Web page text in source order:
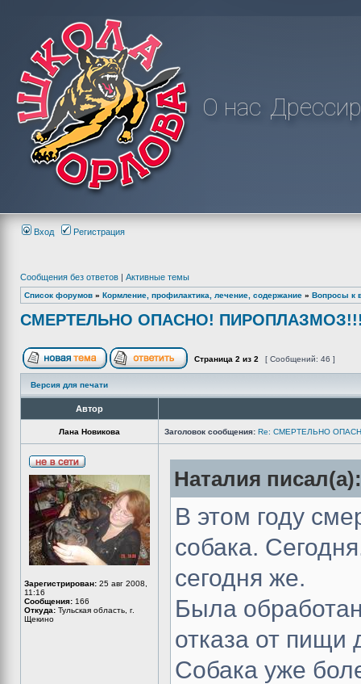
О нас
Вход Регистрация
Сообщения без ответов | Активные темы
Список форумов » Кормление, профилактика, лечение, содержание » Вопросы к
СМЕРТЕЛЬНО ОПАСНО!
Страница 2 из 2 [ Сообщений: 46 ]
Версия для печати
Автор
Лана Новикова Заголовок сообщения: Re: СМЕРТЕЛЬНО
Зарегистрирован: 25 авг 2008,
11:16
Сообщения: 166
Откуда: Тульская область, г.
Щекино
Наталия писал(а):
В этом году
собака.
сегодня же.
Была
отказа от пищи
Собака уже